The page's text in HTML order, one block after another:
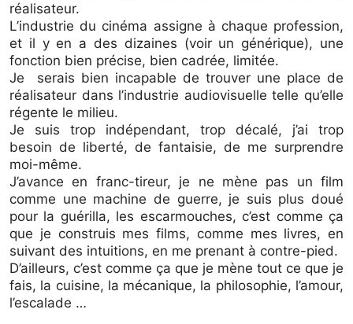
réalisateur.
L’industrie du cinéma assigne à chaque profession,
et il y en a des dizaines (voir un générique), une
fonction bien précise, bien cadrée, limitée.
Je serais bien incapable de trouver une place de
réalisateur dans l’industrie audiovisuelle telle qu’elle
régente le milieu.
Je suis trop indépendant, trop décalé, j’ai trop
besoin de liberté, de fantaisie, de me surprendre
moi-même.
J’avance en franc-tireur, je ne mène pas un film
comme une machine de guerre, je suis plus doué
pour la guérilla, les escarmouches, c’est comme ça
que je construis mes films, comme mes livres, en
suivant des intuitions, en me prenant à contre-pied.
D’ailleurs, c’est comme ça que je mène tout ce que je
fais, la cuisine, la mécanique, la philosophie, l’amour,
l’escalade …